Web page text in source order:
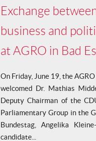
Exchange
business and
at AGRO in Bad
On Friday, June 19, the
welcomed Dr. Mathias
Deputy Chairman of the
Parliamentary Group in the
Bundestag, Angelika Kleine-
candidate...